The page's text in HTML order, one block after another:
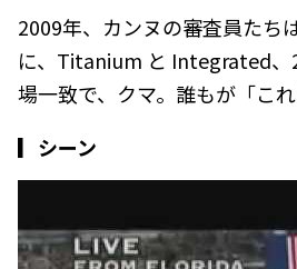
2009年、カンヌの審査員たち
に、Titanium と Integrated
場一致で、クマ。誰もが「こ
▎シーン